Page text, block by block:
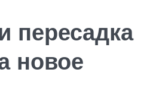
пересадка
новое